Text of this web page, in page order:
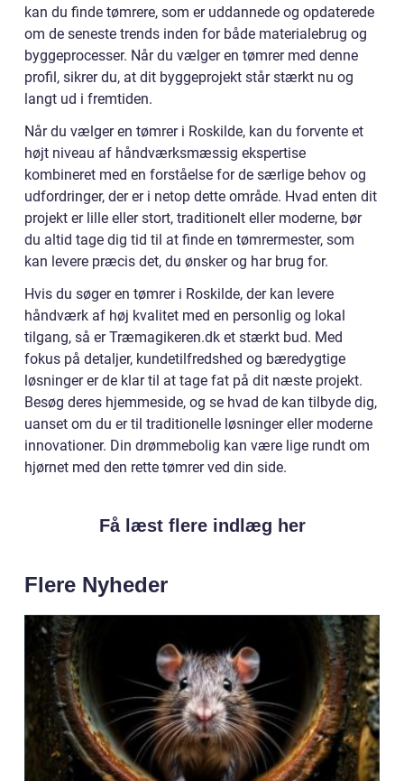
kan du finde tømrere, som er uddannede og opdaterede
om de seneste trends inden for både materialebrug og
byggeprocesser. Når du vælger en tømrer med denne
profil, sikrer du, at dit byggeprojekt står stærkt nu og
langt ud i fremtiden.
Når du vælger en tømrer i Roskilde, kan du forvente et
højt niveau af håndværksmæssig ekspertise
kombineret med en forståelse for de særlige behov og
udfordringer, der er i netop dette område. Hvad enten dit
projekt er lille eller stort, traditionelt eller moderne, bør
du altid tage dig tid til at finde en tømrermester, som
kan levere præcis det, du ønsker og har brug for.
Hvis du søger en tømrer i Roskilde, der kan levere
håndværk af høj kvalitet med en personlig og lokal
tilgang, så er Træmagikeren.dk et stærkt bud. Med
fokus på detaljer, kundetilfredshed og bæredygtige
løsninger er de klar til at tage fat på dit næste projekt.
Besøg deres hjemmeside, og se hvad de kan tilbyde dig,
uanset om du er til traditionelle løsninger eller moderne
innovationer. Din drømmebolig kan være lige rundt om
hjørnet med den rette tømrer ved din side.
Få læst flere indlæg her
Flere Nyheder